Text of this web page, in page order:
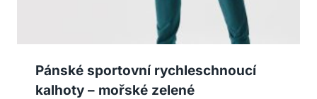
Pánské sportovní rychleschnoucí
kalhoty – mořské zelené